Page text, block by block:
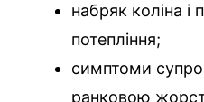
набряк коліна і
потепління;
симптоми
ранковою